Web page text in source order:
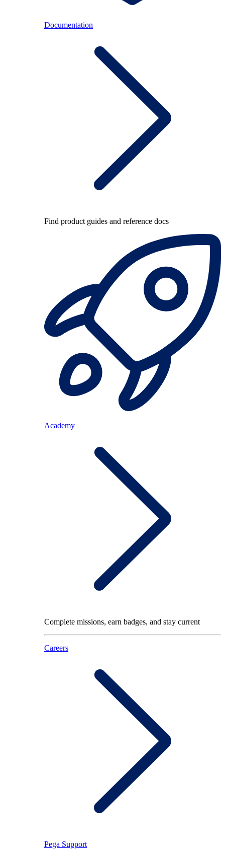
Documentation
Find product guides and reference docs
Academy
Complete missions, earn badges, and stay current
Careers
Pega Support